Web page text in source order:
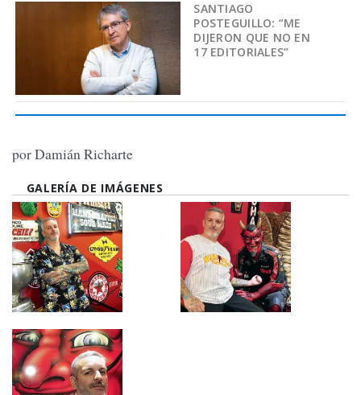
SANTIAGO
POSTEGUILLO: “ME
DIJERON QUE NO EN
17 EDITORIALES”
por Damián Richarte
GALERÍA DE IMÁGENES